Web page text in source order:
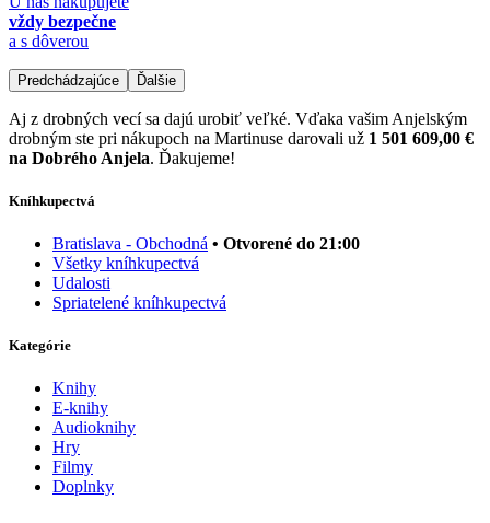
vždy bezpečne
a s dôverou
Predchádzajúce Ďalšie
Aj z drobných vecí sa dajú urobiť veľké. Vďaka vašim Anjelským
drobným ste pri nákupoch na Martinuse darovali už 1 501 609,00 €
na Dobrého Anjela. Ďakujeme!
Kníhkupectvá
Bratislava - Obchodná • Otvorené do 21:00
Všetky kníhkupectvá
Udalosti
Spriatelené kníhkupectvá
Kategórie
Knihy
E-knihy
Audioknihy
Hry
Filmy
Doplnky